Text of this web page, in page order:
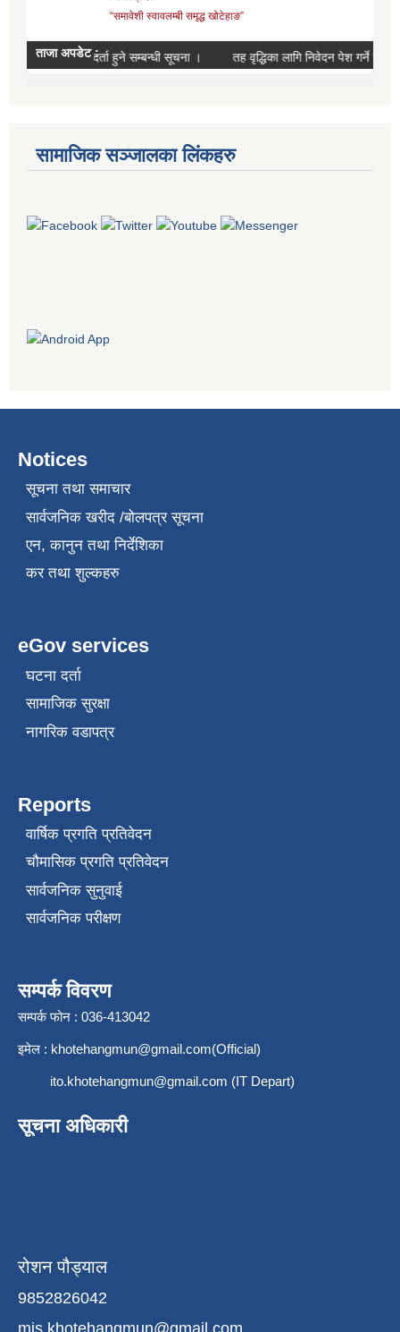
सामाजिक सञ्जालका लिंकहरु
Notices
सूचना तथा समाचार
सार्वजनिक खरीद /बोलपत्र सूचना
एन, कानुन तथा निर्देशिका
कर तथा शुल्कहरु
eGov services
घटना दर्ता
सामाजिक सुरक्षा
नागरिक वडापत्र
Reports
वार्षिक प्रगति प्रतिवेदन
चौमासिक प्रगति प्रतिवेदन
सार्वजनिक सुनुवाई
सार्वजनिक परीक्षण
सम्पर्क विवरण
सम्पर्क फोन : 036-413042
इमेल : khotehangmun@gmail.com(Official)
ito.khotehangmun@gmail.com (IT Depart)
सूचना अधिकारी
रोशन पौड्याल
9852826042